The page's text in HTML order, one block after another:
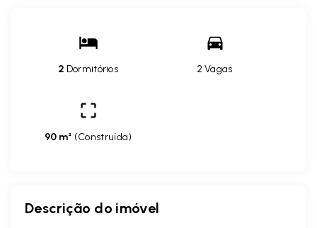
2 Dormitórios 2 Vagas
90 m² (Construída)
Descrição do imóvel